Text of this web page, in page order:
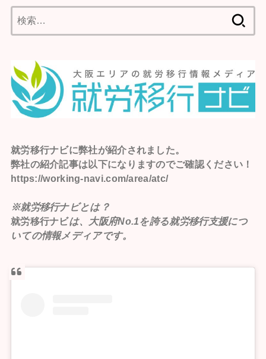
索:
就労移行ナビに弊社が紹介されました。
弊社の紹介記事は以下になりますのでご確認ください！
https://working-navi.com/area/atc/
※就労移行ナビとは？
就労移行ナビは、大阪府No.1を誇る就労移行支援につ
いての情報メディアです。